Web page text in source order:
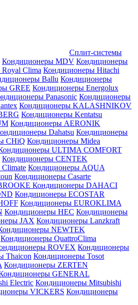
Сплит-системы
Кондиционеры MDV Кондиционеры
Clima Кондиционеры Hitachi
Ballu Кондиционеры
GREE Кондиционеры Energolux
Panasonic Кондиционеры
Кондиционеры KALASHNIKOV
Кондиционеры Kentatsu
Кондиционеры AERONIK
Dahatsu Кондиционеры
CHiQ Кондиционеры Midea
ULTIMA COMFORT
Кондиционеры CENTEK
Кондиционеры AQUA
Кондиционеры Casarte
Кондиционеры DAHACI
Кондиционеры ECOSTAR
Кондиционеры EUROKLIMA
Кондиционеры HEC Кондиционеры
JAX Кондиционеры Lanzkraft
NEWTEK
Кондиционеры QuattroClima
ROVEX Кондиционеры
Thaicon Кондиционеры Tosot
Кондиционеры ZERTEN
GENERAL
Electric Кондиционеры Mitsubishi
VICKERS Кондиционеры